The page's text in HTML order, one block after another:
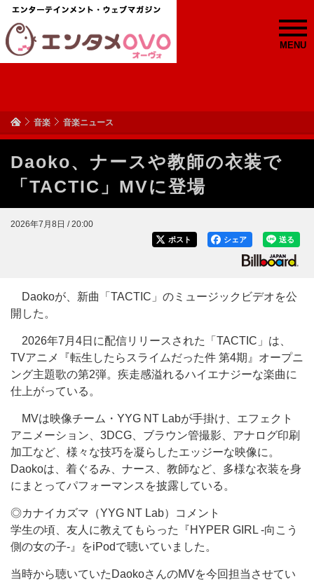
MENU
音楽 音楽ニュース
Daoko、ナースや教師の衣装で
「TACTIC」MVに登場
2026年7月8日 / 20:00
送る
シェア
ポスト
Daokoが、新曲「TACTIC」のミュージックビデオを公
開した。
2026年7月4日に配信リリースされた「TACTIC」は、
TVアニメ『転生したらスライムだった件 第4期』オープニ
ング主題歌の第2弾。疾走感溢れるハイエナジーな楽曲に
仕上がっている。
MVは映像チーム・YYG NT Labが手掛け、エフェクト
アニメーション、3DCG、ブラウン管撮影、アナログ印刷
加工など、様々な技巧を凝らしたエッジーな映像に。
Daokoは、着ぐるみ、ナース、教師など、多様な衣装を身
にまとってパフォーマンスを披露している。
◎カナイカズマ（YYG NT Lab）コメント
学生の頃、友人に教えてもらった『HYPER GIRL -向こう
側の女の子-』をiPodで聴いていました。
当時から聴いていたDaokoさんのMVを今回担当させてい